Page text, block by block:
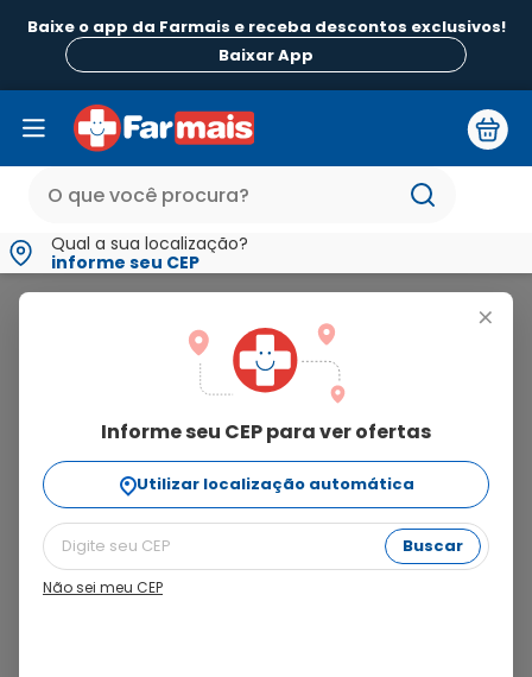
Baixe o app da Farmais e receba descontos exclusivos!
Baixar App
Qual a sua localização?
informe seu CEP
+
Informe seu CEP para ver ofertas
Utilizar localização automática
Buscar
Não sei meu CEP
colpotrofine
Ordenar Por
relevância